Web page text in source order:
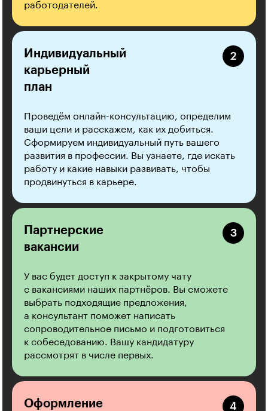
работодателей.
Индивидуальный
карьерный
план
Проведём онлайн-консультацию, определим
ваши цели и расскажем, как их добиться.
Сформируем индивидуальный путь вашего
развития в профессии. Вы узнаете, где искать
работу и какие навыки развивать, чтобы
продвинуться в карьере.
Партнерские
вакансии
У вас будет доступ к закрытому чату
с вакансиями наших партнёров. Вы сможете
выбрать подходящие предложения,
а консультант поможет написать
сопроводительное письмо и подготовиться
к собеседованию. Вашу кандидатуру
рассмотрят в числе первых.
Оформление